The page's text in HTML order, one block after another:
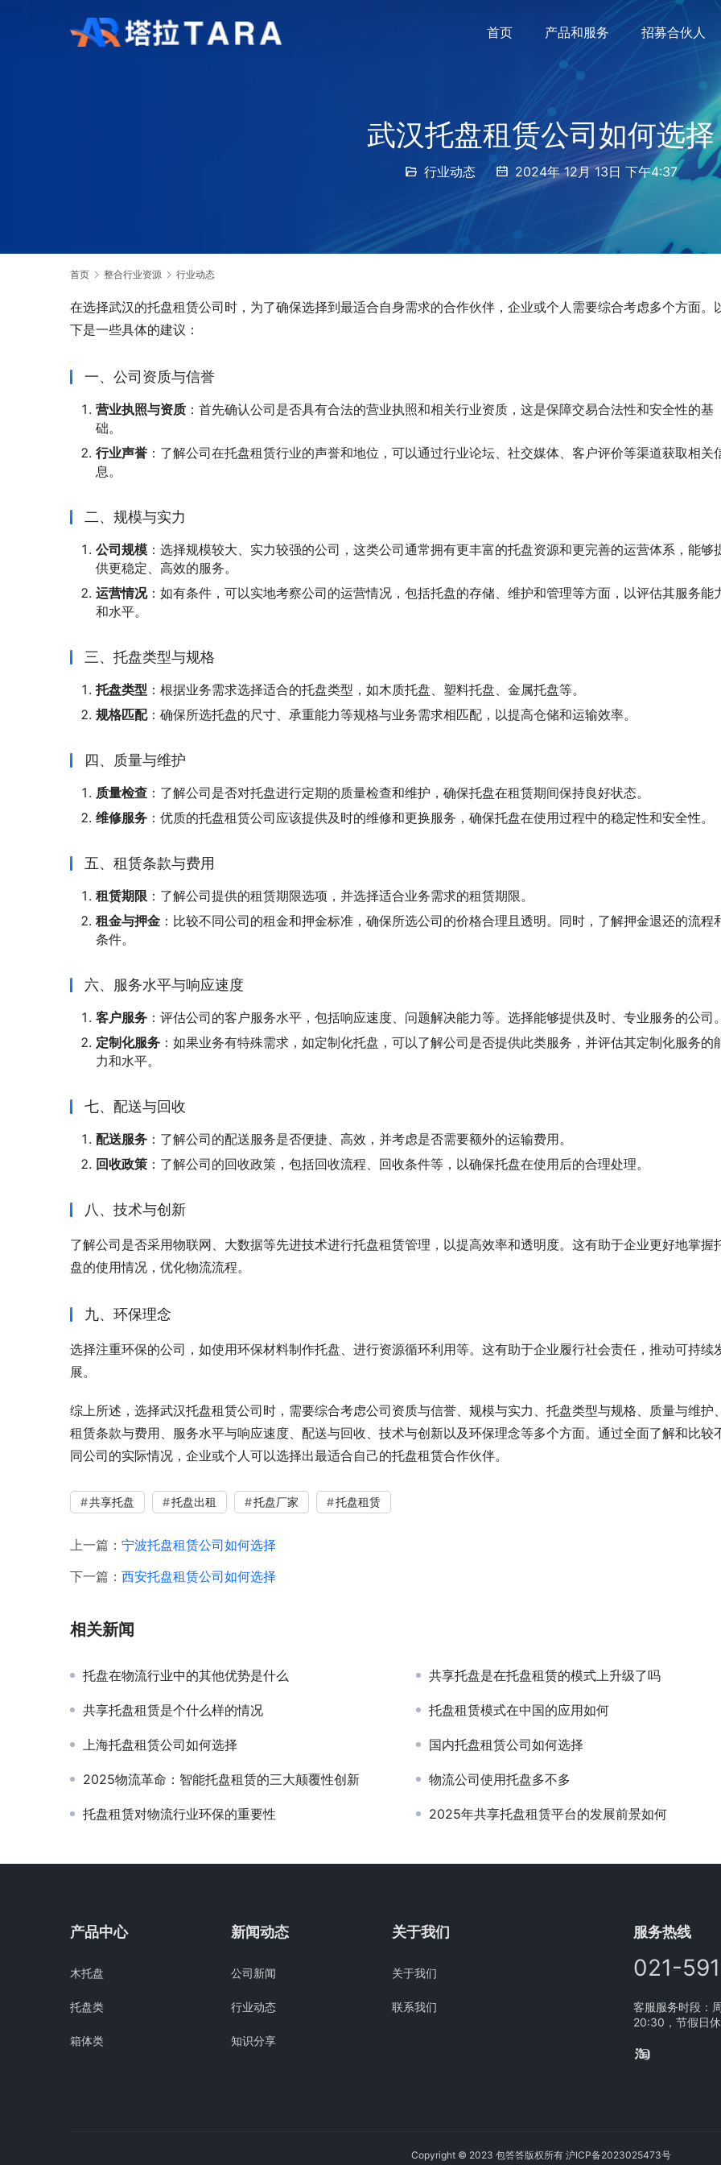
首页 产品和服务 招募合伙人
武汉托盘租赁公司如何选择
行业动态 2024年 12月 13日 下午4:37
首页 整合行业资源 行业动态
在选择武汉的托盘租赁公司时，为了确保选择到最适合自身需求的合作伙伴，企业或个人需要综合考虑多个方面。
下是一些具体的建议：
一、公司资质与信誉
营业执照与资质 ：首先确认公司是否具有合法的营业执照和相关行业资质，这是保障交易合法性和安全性的基
础。
行业声誉 ：了解公司在托盘租赁行业的声誉和地位，可以通过行业论坛、社交媒体、客户评价等渠道获取相关
息。
二、规模与实力
公司规模 ：选择规模较大、实力较强的公司，这类公司通常拥有更丰富的托盘资源和更完善的运营体系，能够
供更稳定、高效的服务。
运营情况：如有条件，可以实地考察公司的运营情况，包括托盘的存储、维护和管理等方面，以评估其服务能
和水平。
三、托盘类型与规格
托盘类型 ：根据业务需求选择适合的托盘类型，如木质托盘、塑料托盘、金属托盘等。
规格匹配：确保所选托盘的尺寸、承重能力等规格与业务需求相匹配，以提高仓储和运输效率。
四、质量与维护
质量检查 ：了解公司是否对托盘进行定期的质量检查和维护，确保托盘在租赁期间保持良好状态。
维修服务 ：优质的托盘租赁公司应该提供及时的维修和更换服务，确保托盘在使用过程中的稳定性和安全性。
五、租赁条款与费用
租赁期限 ：了解公司提供的租赁期限选项，并选择适合业务需求的租赁期限。
租金与押金 ：比较不同公司的租金和押金标准，确保所选公司的价格合理且透明。同时，了解押金退还的流程
条件。
六、服务水平与响应速度
客户服务 ：评估公司的客户服务水平，包括响应速度、问题解决能力等。选择能够提供及时、专业服务的公司。
定制化服务 ：如果业务有特殊需求，如定制化托盘，可以了解公司是否提供此类服务，并评估其定制化服务的
力和水平。
七、配送与回收
配送服务 ：了解公司的配送服务是否便捷、高效，并考虑是否需要额外的运输费用。
回收政策 ：了解公司的回收政策，包括回收流程、回收条件等，以确保托盘在使用后的合理处理。
八、技术与创新
了解公司是否采用物联网、大数据等先进技术进行托盘租赁管理，以提高效率和透明度。这有助于企业更好地掌握
盘的使用情况，优化物流流程。
九、环保理念
选择注重环保的公司，如使用环保材料制作托盘、进行资源循环利用等。这有助于企业履行社会责任，推动可持续
展。
综上所述，选择武汉托盘租赁公司时，需要综合考虑公司资质与信誉、规模与实力、托盘类型与规格、质量与维护、
租赁条款与费用、服务水平与响应速度、配送与回收、技术与创新以及环保理念等多个方面。通过全面了解和比较
同公司的实际情况，企业或个人可以选择出最适合自己的托盘租赁合作伙伴。
共享托盘 托盘出租 托盘厂家 托盘租赁
上一篇： 宁波托盘租赁公司如何选择
下一篇： 西安托盘租赁公司如何选择
相关新闻
托盘在物流行业中的其他优势是什么 共享托盘是在托盘租赁的模式上升级了吗
共享托盘租赁是个什么样的情况 托盘租赁模式在中国的应用如何
上海托盘租赁公司如何选择 国内托盘租赁公司如何选择
‌2025物流革命：智能托盘租赁的三大颠覆性创新 物流公司使用托盘多不多
托盘租赁对物流行业环保的重要性 2025年共享托盘租赁平台的发展前景如何
产品中心
木托盘
托盘类
箱体类
新闻动态
公司新闻
行业动态
知识分享
关于我们
关于我们
联系我们
服务热线
021-
客服服务时段：
20:30，节假日
Copyright © 2023 包答答版权所有 沪ICP备2023025473号